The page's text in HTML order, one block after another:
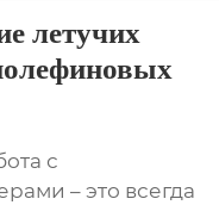
летучих
с
– это всегда